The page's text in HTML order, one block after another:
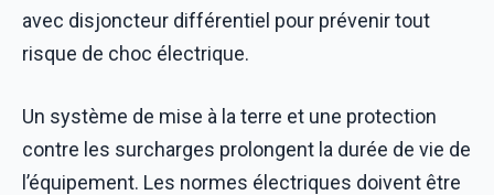
avec disjoncteur différentiel pour prévenir tout
risque de choc électrique.
Un système de mise à la terre et une protection
contre les surcharges prolongent la durée de vie de
l’équipement. Les normes électriques doivent être